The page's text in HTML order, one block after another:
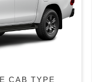
CAB TYPE